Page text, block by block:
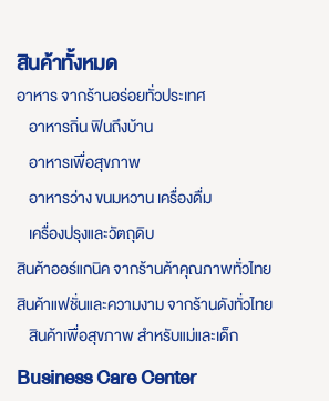
สินค้าทั้งหมด
อาหาร จากร้านอร่อยทั่วประเทศ
อาหารถิ่น ฟินถึงบ้าน
อาหารเพื่อสุขภาพ
อาหารว่าง ขนมหวาน เครื่องดื่ม
เครื่องปรุงและวัตถุดิบ
สินค้าออร์แกนิค จากร้านค้าคุณภาพทั่วไทย
สินค้าแฟชั่นและความงาม จากร้านดังทั่วไทย
สินค้าเพื่อสุขภาพ สำหรับแม่และเด็ก
Business Care Center